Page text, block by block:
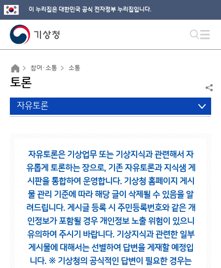
이 누리집은 대한민국 공식 전자정부 누리집입니다.
참여·소통 소통
토론
자유토론
자유토론은 기상업무 또는 기상지식과 관련해서 자
유롭게 토론하는 장으로, 기존 자유토론과 지식샘 게
시판을 통합하여 운영합니다. 기상청 홈페이지 게시
물 관리 기준에 따라 해당 글이 삭제될 수 있음을 알
려드립니다. 게시글 등록 시 주민등록번호와 같은 개
인정보가 포함될 경우 개인정보 노출 위험이 있으니
유의하여 주시기 바랍니다. 기상지식과 관련한 일부
게시물에 대해서는 선별하여 답변을 게재할 예정입
니다. ※ 기상청의 공식적인 답변이 필요한 경우는